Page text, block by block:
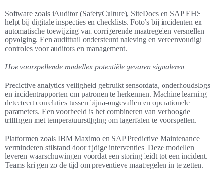
Software zoals iAuditor (SafetyCulture), SiteDocs en SAP EHS
helpt bij digitale inspecties en checklists. Foto’s bij incidenten en
automatische toewijzing van corrigerende maatregelen versnellen
opvolging. Een audittrail ondersteunt naleving en vereenvoudigt
controles voor auditors en management.
Hoe voorspellende modellen potentiële gevaren signaleren
Predictive analytics veiligheid gebruikt sensordata, onderhoudslogs
en incidentrapporten om patronen te herkennen. Machine learning
detecteert correlaties tussen bijna-ongevallen en operationele
parameters. Een voorbeeld is het combineren van verhoogde
trillingen met temperatuurstijging om lagerfalen te voorspellen.
Platformen zoals IBM Maximo en SAP Predictive Maintenance
verminderen stilstand door tijdige interventies. Deze modellen
leveren waarschuwingen voordat een storing leidt tot een incident.
Teams krijgen zo de tijd om preventieve maatregelen in te zetten.